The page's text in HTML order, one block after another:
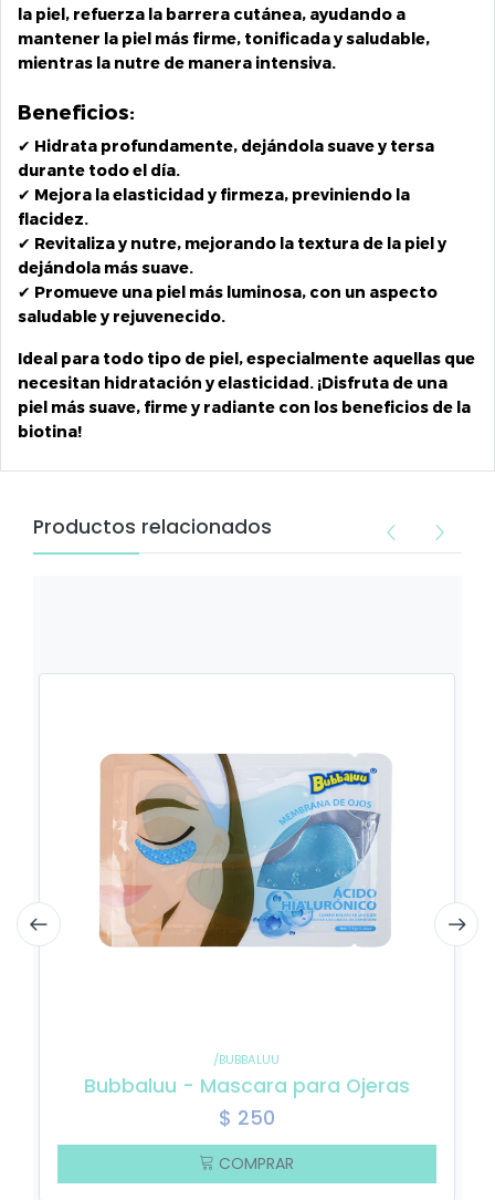
la piel, refuerza la barrera cutánea, ayudando a
mantener la piel más firme, tonificada y saludable,
mientras la nutre de manera intensiva.
Beneficios:
✔ Hidrata profundamente, dejándola suave y tersa
durante todo el día.
✔ Mejora la elasticidad y firmeza, previniendo la
flacidez.
✔ Revitaliza y nutre, mejorando la textura de la piel y
dejándola más suave.
✔ Promueve una piel más luminosa, con un aspecto
saludable y rejuvenecido.
Ideal para todo tipo de piel, especialmente aquellas que
necesitan hidratación y elasticidad. ¡Disfruta de una
piel más suave, firme y radiante con los beneficios de la
biotina!
Productos relacionados
/BUBBALUU
Bubbaluu - Mascara para Ojeras
$ 250
COMPRAR